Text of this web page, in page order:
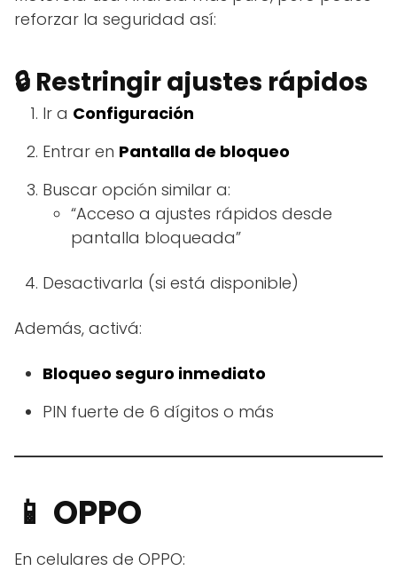
reforzar la seguridad así:
🔒 Restringir ajustes rápidos
Ir a Configuración
Entrar en Pantalla de bloqueo
Buscar opción similar a:
“Acceso a ajustes rápidos desde
pantalla bloqueada”
Desactivarla (si está disponible)
Además, activá:
Bloqueo seguro inmediato
PIN fuerte de 6 dígitos o más
📱 OPPO
En celulares de OPPO: